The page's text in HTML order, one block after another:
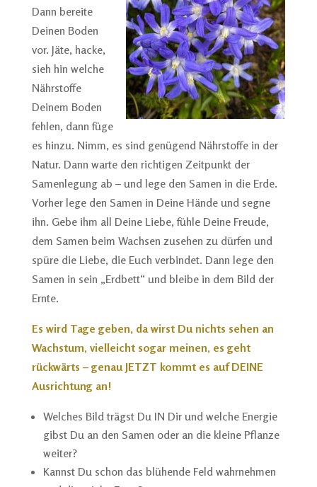
Dann bereite
Deinen Boden
vor. Jäte, hacke,
sieh hin welche
Nährstoffe
Deinem Boden
fehlen, dann füge
es hinzu. Nimm, es sind genügend Nährstoffe in der
Natur. Dann warte den richtigen Zeitpunkt der
Samenlegung ab – und lege den Samen in die Erde.
Vorher lege den Samen in Deine Hände und segne
ihn. Gebe ihm all Deine Liebe, fühle Deine Freude,
dem Samen beim Wachsen zusehen zu dürfen und
spüre die Liebe, die Euch verbindet. Dann lege den
Samen in sein „Erdbett“ und bleibe in dem Bild der
Ernte.
Es wird Tage geben, da wirst Du nichts sehen an
Wachstum, vielleicht sogar meinen, es geht
rückwärts – genau JETZT kommt es auf DEINE
Ausrichtung an!
Welches Bild trägst Du IN Dir und welche Energie
gibst Du an den Samen oder an die kleine Pflanze
weiter?
Kannst Du schon das blühende Feld wahrnehmen